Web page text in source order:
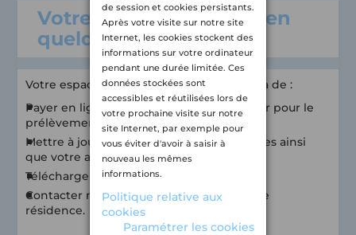
de session et cookies persistants.
Après votre visite sur notre site
Internet, les cookies stockent des
informations sur votre ordinateur
pendant une durée limitée. Ces
données stockées sont
accessibles et réutilisées lors de
votre prochaine visite sur notre
site Internet, par exemple pour
vous éviter d'avoir à saisir à
nouveau les mêmes
informations.
Politique relative aux
cookies
Paramétrer les cookies
Votre espace locataire en
quelques mots...
Votre espace personnalisé vous permettra de :
Payer en ligne, modifier votre RIB et opter pour le
prélèvement automatique.
Mettre à jour vos informations personnelles ainsi
que votre assurance.
Télécharger vos avis d'échéance.
Contacter nos équipes en charge de votre
résidence.